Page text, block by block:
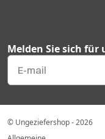
Melden Sie sich für
Gutscheincodes
Mein Konto
Geprüfter Webshop
© Ungeziefershop - 2026